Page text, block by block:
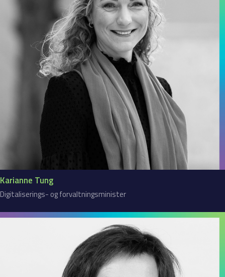
Karianne Tung
Digitaliserings- og forvaltningsminister